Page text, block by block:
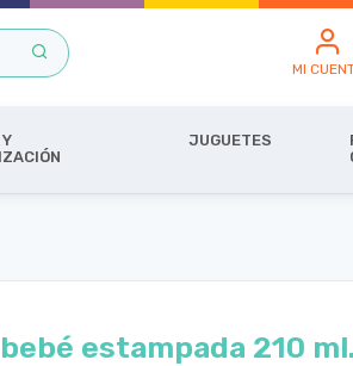
MI
JUGUETES
estampada 210 ml.